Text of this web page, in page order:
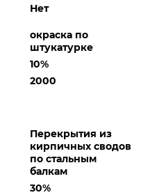
Нет
окраска по
штукатурке
10%
2000
Перекрытия из
кирпичных сводов
по стальным
балкам
30%